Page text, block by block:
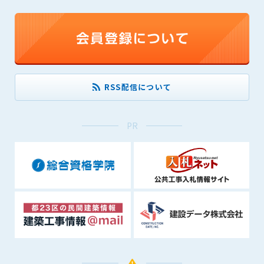
RSS配信について
PR
(7) 公序良俗に反する行為
(8) 犯罪的行為に結びつく行為
(9) その他、法律に反する行為
(10) 建設資料館から知り得た情報及びダウンロードした情報
を、営利を目的として第三者に転売し、または転売のため
に第三者に提供すること
管理者は、会員が登録した内容が以下に該当する、またはその
恐れのあるものは、会員の承諾なく削除できるものとします。
(1) 登録されている情報が、第6条の定める禁止事項に該当する
と管理者が、判断した場合
(2) 建設資料館の運営および保守管理上、必要と判断した場合
(3) 広告掲載料金の支払が遅延した場合
(4) その他、管理者が不適当と判断した場合
廃止を含み)し、本サービスの運営を中止または廃止することが